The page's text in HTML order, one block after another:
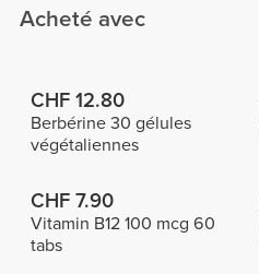
Acheté avec
CHF 12.80
Berbérine 30 gélules
végétaliennes
CHF 7.90
Vitamin B12 100 mcg 60
tabs